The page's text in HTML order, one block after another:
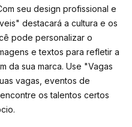
seu design profissional e
destacará a cultura e os
pode personalizar o
e textos para refletir a
da sua marca. Use "Vagas
vagas, eventos de
os talentos certos